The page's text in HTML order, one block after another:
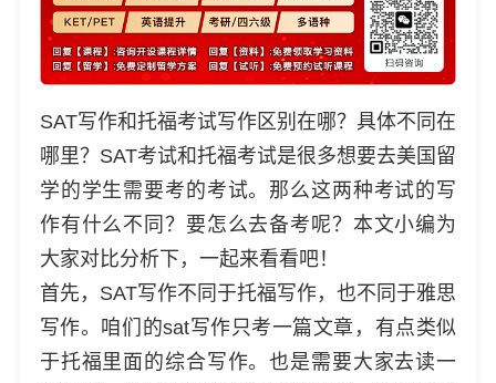
SAT写作和托福考试写作区别在哪？具体不同在
哪里？SAT考试和托福考试是很多想要去美国留
学的学生需要考的考试。那么这两种考试的写
作有什么不同？要怎么去备考呢？本文小编为
大家对比分析下，一起来看看吧！
首先，SAT写作不同于托福写作，也不同于雅思
写作。咱们的sat写作只考一篇文章，有点类似
于托福里面的综合写作。也是需要大家去读一